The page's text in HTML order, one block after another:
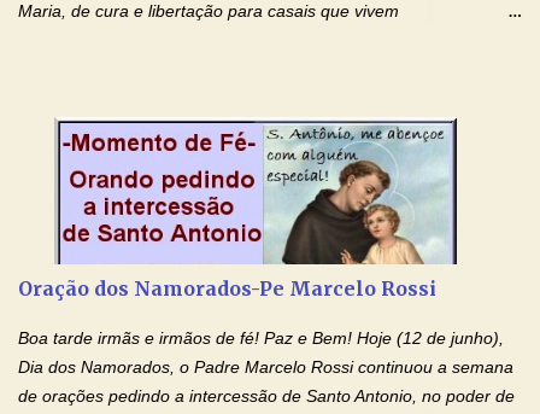
Maria, de cura e libertação para casais que vivem
no programa de rádio Momento de Fé, pela cura dos
relacionamentos. Seu relacionamento está doente? Você está
sofrendo? Então ouça o Momento de Fé e entre nesta corrente
de orações abençoadas, d eixe o Amor Ágape de Jesus curar e
restaurar você e seu relacionamento. Adriana-Devoção e Fé
separados, devido ao envolvimento de outras pessoas no
relacionamento e que minaram, espiritualmente, a relação do
casal. Vamos orar (coloque o seu esposo ou esposa diante de
Deus). "Senhor Jesus, restaura os laços ...
Oração dos Namorados-Pe Marcelo Rossi
Boa tarde irmãs e irmãos de fé! Paz e Bem! Hoje (12 de junho),
Dia dos Namorados, o Padre Marcelo Rossi continuou a semana
de orações pedindo a intercessão de Santo Antonio, no poder de